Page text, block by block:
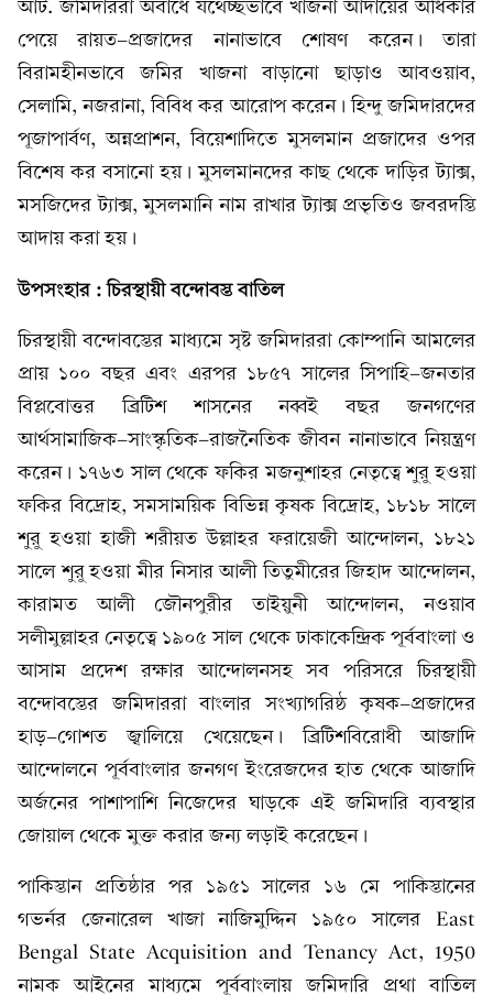
আট. জমিদাররা অবাধে যথেচ্ছভাবে খাজনা আদায়ের অধিকার
পেয়ে রায়ত-প্রজাদের নানাভাবে শোষণ করেন। তারা
বিরামহীনভাবে জমির খাজনা বাড়ানো ছাড়াও আবওয়াব,
সেলামি, নজরানা, বিবিধ কর আরোপ করেন। হিন্দু জমিদারদের
পূজাপার্বণ, অন্নপ্রাশন, বিয়েশাদিতে মুসলমান প্রজাদের ওপর
বিশেষ কর বসানো হয়। মুসলমানদের কাছ থেকে দাড়ির ট্যাক্স,
মসজিদের ট্যাক্স, মুসলমানি নাম রাখার ট্যাক্স প্রভৃতিও জবরদস্তি
আদায় করা হয়।
উপসংহার : চিরস্থায়ী বন্দোবস্ত বাতিল
চিরস্থায়ী বন্দোবস্তের মাধ্যমে সৃষ্ট জমিদাররা কোম্পানি আমলের
প্রায় ১০০ বছর এবং এরপর ১৮৫৭ সালের সিপাহি-জনতার
বিপ্লবোত্তর ব্রিটিশ শাসনের নব্বই বছর জনগণের
আর্থসামাজিক-সাংস্কৃতিক-রাজনৈতিক জীবন নানাভাবে নিয়ন্ত্রণ
করেন। ১৭৬৩ সাল থেকে ফকির মজনুশাহর নেতৃত্বে শুরু হওয়া
ফকির বিদ্রোহ, সমসাময়িক বিভিন্ন কৃষক বিদ্রোহ, ১৮১৮ সালে
শুরু হওয়া হাজী শরীয়ত উল্লাহর ফরায়েজী আন্দোলন, ১৮২১
সালে শুরু হওয়া মীর নিসার আলী তিতুমীরের জিহাদ আন্দোলন,
কারামত আলী জৌনপুরীর তাইয়ুনী আন্দোলন, নওয়াব
সলীমুল্লাহর নেতৃত্বে ১৯০৫ সাল থেকে ঢাকাকেন্দ্রিক পূর্ববাংলা ও
আসাম প্রদেশ রক্ষার আন্দোলনসহ সব পরিসরে চিরস্থায়ী
বন্দোবস্তের জমিদাররা বাংলার সংখ্যাগরিষ্ঠ কৃষক-প্রজাদের
হাড়-গোশত জ্বালিয়ে খেয়েছেন। ব্রিটিশবিরোধী আজাদি
আন্দোলনে পূর্ববাংলার জনগণ ইংরেজদের হাত থেকে আজাদি
অর্জনের পাশাপাশি নিজেদের ঘাড়কে এই জমিদারি ব্যবস্থার
জোয়াল থেকে মুক্ত করার জন্য লড়াই করেছেন।
পাকিস্তান প্রতিষ্ঠার পর ১৯৫১ সালের ১৬ মে পাকিস্তানের
গভর্নর জেনারেল খাজা নাজিমুদ্দিন ১৯৫০ সালের East
Bengal State Acquisition and Tenancy Act, 1950
নামক আইনের মাধ্যমে পূর্ববাংলায় জমিদারি প্রথা বাতিল